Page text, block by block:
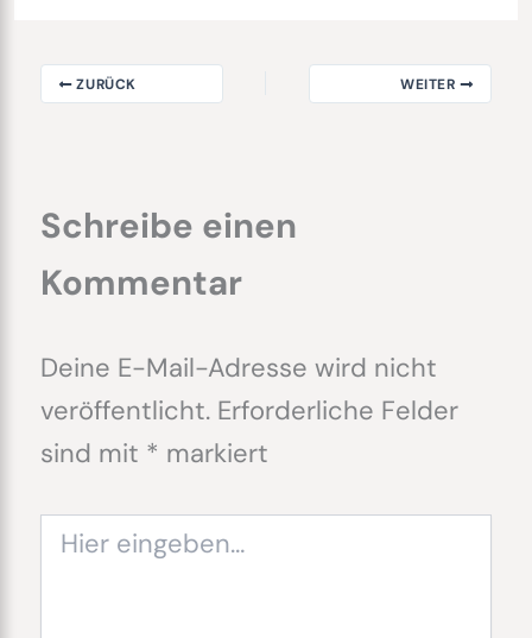
ZURÜCK WEITER
Schreibe einen
Kommentar
Deine E-Mail-Adresse wird nicht
veröffentlicht. Erforderliche Felder
sind mit * markiert
eingeben…